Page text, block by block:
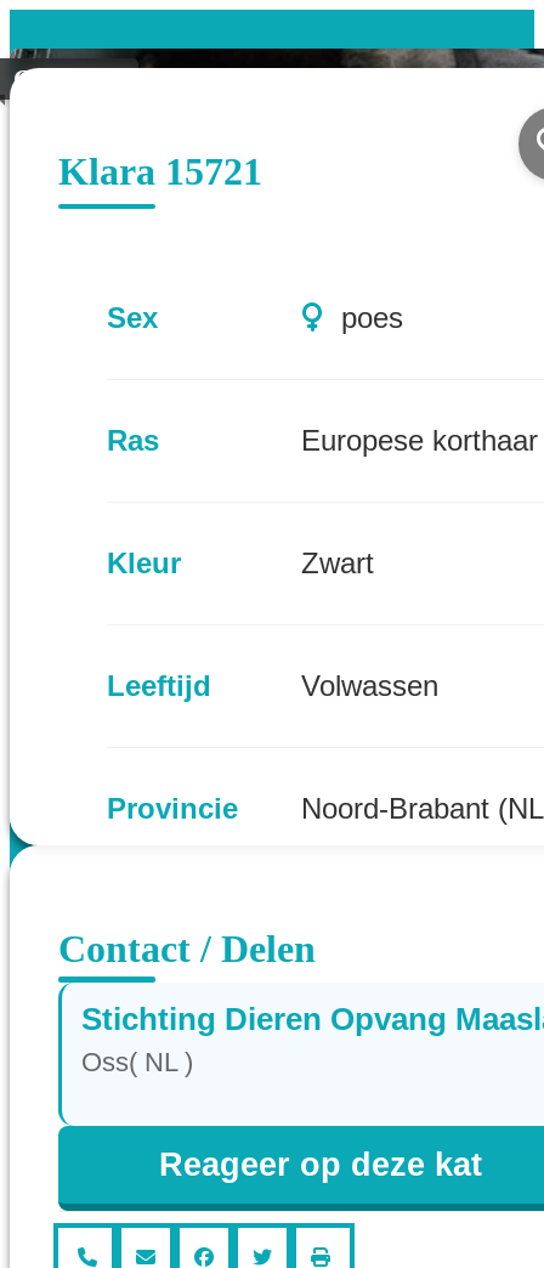
Gevonden
Klara 15721
Sex poes
Ras Europese korthaar
Kleur Zwart
Leeftijd Volwassen
Provincie Noord-Brabant
Contact / Delen
Stichting Dieren Opvang
Oss( NL )
Reageer op deze kat